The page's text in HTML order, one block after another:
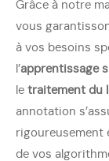
Grâce à notre
vous
à vos besoins
l’apprentissage
le traitement du
annotation
rigoureusement
de vos